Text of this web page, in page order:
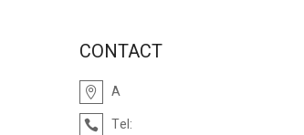
CONTACT
A
Tel: